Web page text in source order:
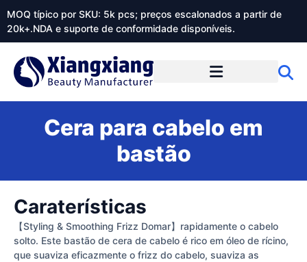
MOQ típico por SKU: 5k pcs; preços escalonados a partir de
20k+.NDA e suporte de conformidade disponíveis.
Cera para cabelo em
bastão
Caraterísticas
【Styling & Smoothing Frizz Domar】rapidamente o cabelo
solto. Este bastão de cera de cabelo é rico em óleo de rícino,
que suaviza eficazmente o frizz do cabelo, suaviza as